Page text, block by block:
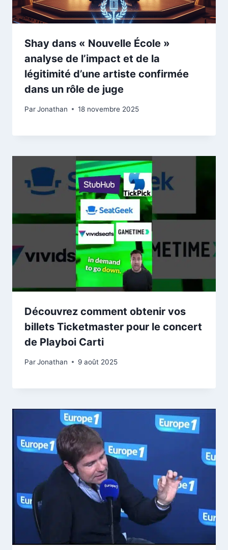
Shay dans « Nouvelle École »
analyse de l’impact et de la
légitimité d’une artiste confirmée
dans un rôle de juge
ParJonathan 18 novembre 2025
Découvrez comment obtenir vos
billets Ticketmaster pour le concert
de Playboi Carti
ParJonathan 9 août 2025